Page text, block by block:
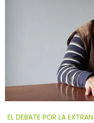
EL DEBATE POR LA